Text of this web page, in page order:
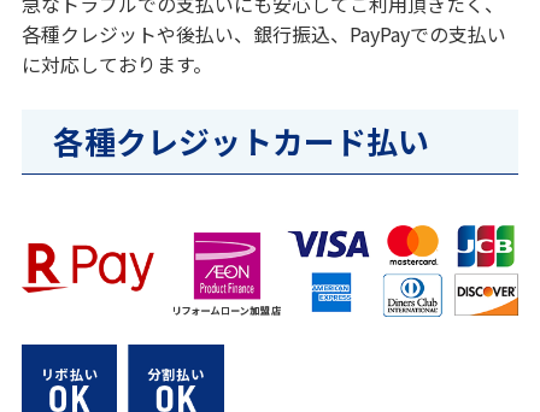
各種クレジットや後払い、銀行振込、PayPayでの支払い
に対応しております。
各種クレジットカード払い